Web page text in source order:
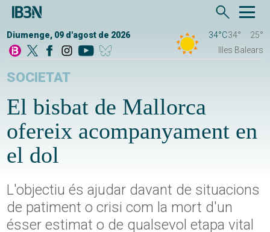
Diumenge, 09 d'agost de 2026 34°C34°
25°
Illes Balears
SOCIETAT
El bisbat de Mallorca
ofereix acompanyament en
el dol
L'objectiu és ajudar davant de situacions
de patiment o crisi com la mort d'un
ésser estimat o de qualsevol etapa vital